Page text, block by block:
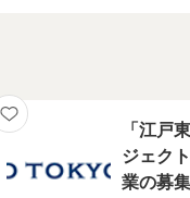
「江戸
ジェク
業の募